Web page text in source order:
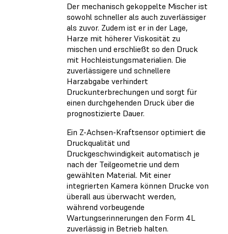
Der mechanisch gekoppelte Mischer ist
sowohl schneller als auch zuverlässiger
als zuvor. Zudem ist er in der Lage,
Harze mit höherer Viskosität zu
mischen und erschließt so den Druck
mit Hochleistungsmaterialien. Die
zuverlässigere und schnellere
Harzabgabe verhindert
Druckunterbrechungen und sorgt für
einen durchgehenden Druck über die
prognostizierte Dauer.
Ein Z-Achsen-Kraftsensor optimiert die
Druckqualität und
Druckgeschwindigkeit automatisch je
nach der Teilgeometrie und dem
gewählten Material. Mit einer
integrierten Kamera können Drucke von
überall aus überwacht werden,
während vorbeugende
Wartungserinnerungen den Form 4L
zuverlässig in Betrieb halten.